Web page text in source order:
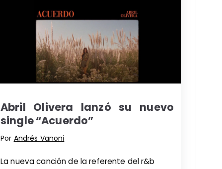
Abril Olivera lanzó su nuevo
single “Acuerdo”
Por Andrés Vanoni
La nueva canción de la referente del r&b